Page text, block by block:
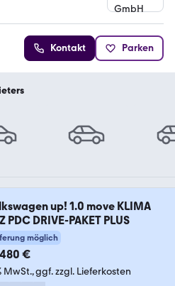
Kontakt Parken
up! 1.0 move KLIMA
PDC DRIVE-PAKET PLUS
möglich
€
MwSt. ggf. zzgl. Lieferkosten